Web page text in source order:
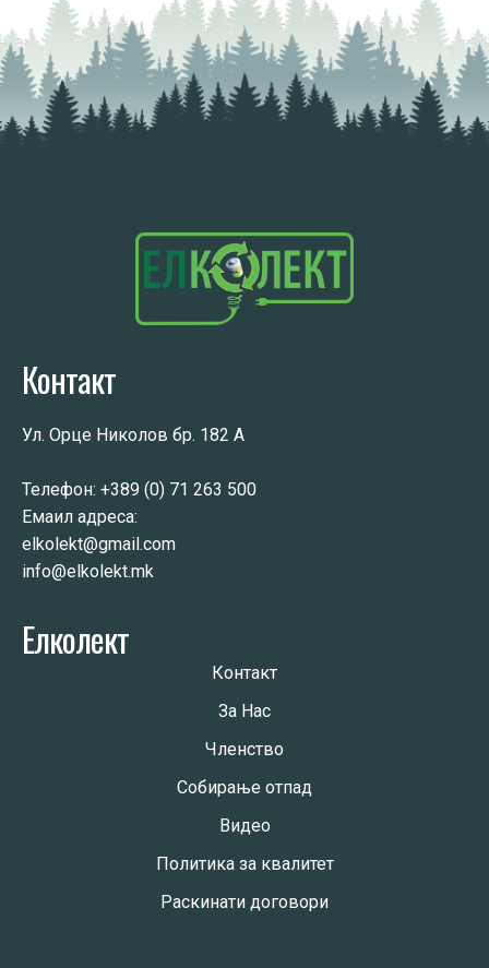
Контакт
Ул. Орце Николов бр. 182 А
Телефон: +389 (0) 71 263 500
Емаил адреса:
elkolekt@gmail.com
info@elkolekt.mk
Елколект
Контакт
За Нас
Членство
Собирање отпад
Видео
Политика за квалитет
Раскинати договори